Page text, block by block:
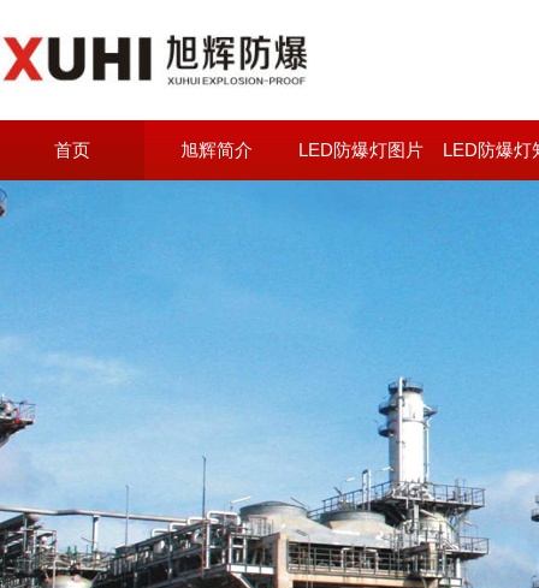
首页 旭辉简介 LED防爆灯图片 LED防爆灯